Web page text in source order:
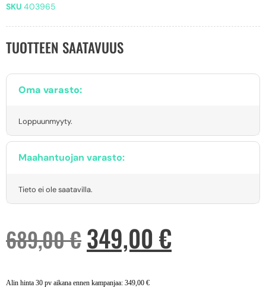
SKU 403965
TUOTTEEN SAATAVUUS
Oma varasto:
Loppuunmyyty.
Maahantuojan varasto:
Tieto ei ole saatavilla.
689,00€349,00 €
Alin hinta 30 pv aikana ennen kampanjaa: 349,00 €